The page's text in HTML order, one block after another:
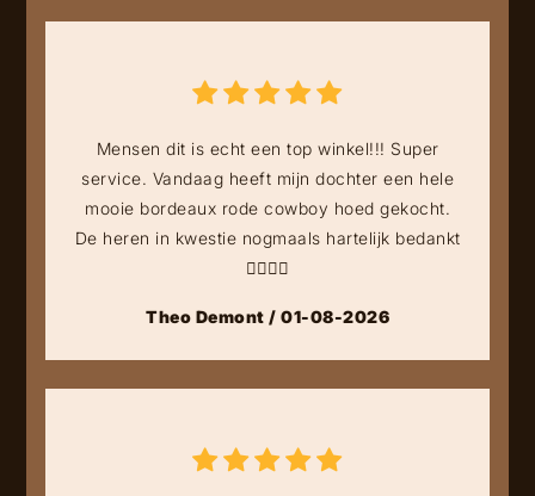
Mensen dit is echt een top winkel!!! Super
service. Vandaag heeft mijn dochter een hele
mooie bordeaux rode cowboy hoed gekocht.
De heren in kwestie nogmaals hartelijk bedankt
👍🏻👍🏻
Theo Demont / 01-08-2026